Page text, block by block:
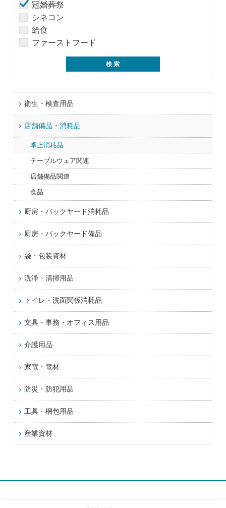
冠婚葬祭
シネコン
給食
ファーストフード
衛生・検査用品
店舗備品・消耗品
卓上消耗品
テーブルウェア関連
店舗備品関連
食品
厨房・バックヤード消耗品
厨房・バックヤード備品
袋・包装資材
洗浄・清掃用品
トイレ・洗面関係消耗品
文具・事務・オフィス用品
介護用品
家電・電材
防災・防犯用品
工具・梱包用品
産業資材